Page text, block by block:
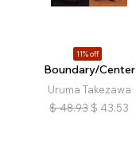
11% off
Boundary/Center
Uruma Takezawa
$ 48.93 $ 43.53